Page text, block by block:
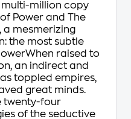
million copy
Power and The
a mesmerizing
the most subtle
raised to
an indirect and
toppled empires,
great minds.
twenty-four
of the seductive